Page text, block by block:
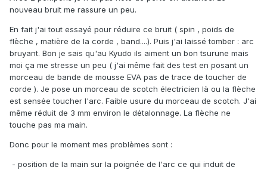
nouveau bruit me rassure un peu.
En fait j'ai tout essayé pour réduire ce bruit ( spin , poids de
flèche , matière de la corde , band....). Puis j'ai laissé tomber : arc
bruyant. Bon je sais qu'au Kyudo ils aiment un bon tsurune mais
moi ça me stresse un peu ( j'ai même fait des test en posant un
morceau de bande de mousse EVA pas de trace de toucher de
corde ). Je pose un morceau de scotch électricien là ou la flèche
est sensée toucher l'arc. Faible usure du morceau de scotch. J'ai
même réduit de 3 mm environ le détalonnage. La flèche ne
touche pas ma main.
Donc pour le moment mes problèmes sont :
- position de la main sur la poignée de l'arc ce qui induit de